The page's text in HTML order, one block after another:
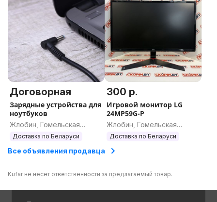
Договорная
Зарядные устройства для
ноутбуков
Жлобин, Гомельская
область
Доставка по Беларуси
300 р.
Игровой монитор LG
24MP59G-P
Жлобин, Гомельская
область
Доставка по Беларуси
Все объявления продавца
Kufar не несет ответственности за предлагаемый товар.